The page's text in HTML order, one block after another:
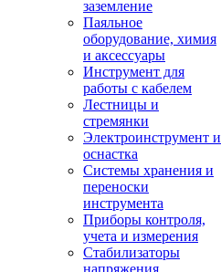
заземление
Паяльное
оборудование, химия
и аксессуары
Инструмент для
работы с кабелем
Лестницы и
стремянки
Электроинструмент и
оснастка
Системы хранения и
переноски
инструмента
Приборы контроля,
учета и измерения
Стабилизаторы
напряжения